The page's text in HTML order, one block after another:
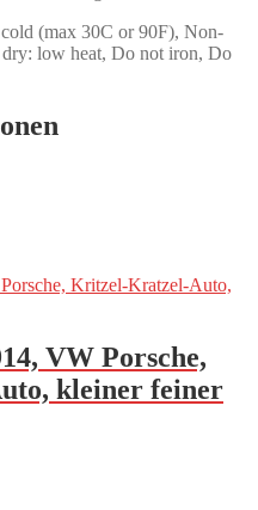
(max 30C or 90F), Non-
dry: low heat, Do not iron, Do
VW Porsche,
kleiner feiner